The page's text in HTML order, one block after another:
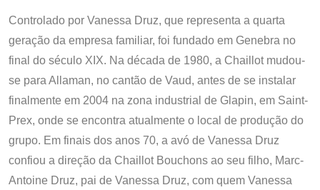
Controlado por Vanessa Druz, que representa a quarta
geração da empresa familiar, foi fundado em Genebra no
final do século XIX. Na década de 1980, a Chaillot mudou-
se para Allaman, no cantão de Vaud, antes de se instalar
finalmente em 2004 na zona industrial de Glapin, em Saint-
Prex, onde se encontra atualmente o local de produção do
grupo. Em finais dos anos 70, a avó de Vanessa Druz
confiou a direção da Chaillot Bouchons ao seu filho, Marc-
Antoine Druz, pai de Vanessa Druz, com quem Vanessa